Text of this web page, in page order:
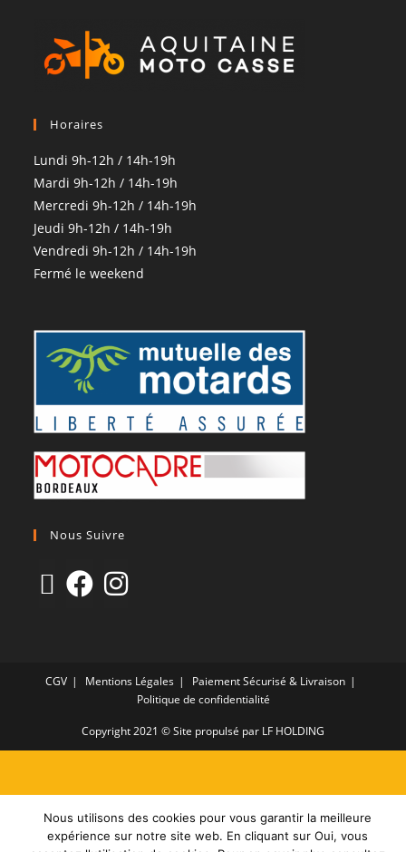
Horaires
Lundi 9h-12h / 14h-19h
Mardi 9h-12h / 14h-19h
Mercredi 9h-12h / 14h-19h
Jeudi 9h-12h / 14h-19h
Vendredi 9h-12h / 14h-19h
Fermé le weekend
Nous Suivre
CGV Mentions Légales
Paiement Sécurisé & Livraison
Politique de confidentialité
Copyright 2021 © Site propulsé par LF HOLDING
Nous utilisons des cookies pour vous garantir la meilleure
expérience sur notre site web. En cliquant sur Oui, vous